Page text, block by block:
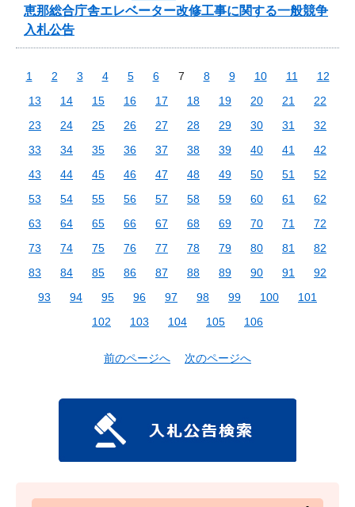
恵那総合庁舎エレベーター改修工事に関する一般競争
入札公告
1 2 3 4 5 6 7 8 9 10 11
12
13
14 15 16 17 18 19 20 21
22
23
24 25 26 27 28 29 30 31
32
33
34 35 36 37 38 39 40 41
42
43
44 45 46 47 48 49 50 51
52
53
54 55 56 57 58 59 60 61
62
63
64 65 66 67 68 69 70 71
72
73
74 75 76 77 78 79 80 81
82
83
84 85 86 87 88 89 90 91
92
93
94 95 96 97 98 99 100
101
102
103 104 105 106
前のページへ 次のページへ